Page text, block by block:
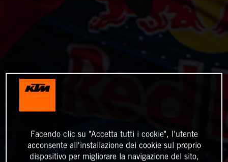
Facendo clic su "Accetta tutti i cookie", l'utente
acconsente all'installazione dei cookie sul proprio
dispositivo per migliorare la navigazione del sito,